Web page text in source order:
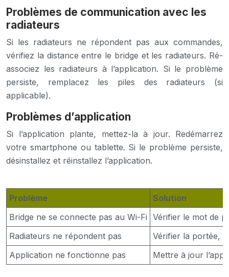
Problèmes de communication avec les
radiateurs
Si les radiateurs ne répondent pas aux commandes,
vérifiez la distance entre le bridge et les radiateurs. Ré-
associez les radiateurs à l’application. Si le problème
persiste, remplacez les piles des radiateurs (si
applicable).
Problèmes d’application
Si l’application plante, mettez-la à jour. Redémarrez
votre smartphone ou tablette. Si le problème persiste,
désinstallez et réinstallez l’application.
Problème
Solution
Bridge ne se connecte pas au Wi-Fi Vérifier le mot de
Radiateurs ne répondent pas
Vérifier la portée,
Application ne fonctionne pas
Mettre à jour